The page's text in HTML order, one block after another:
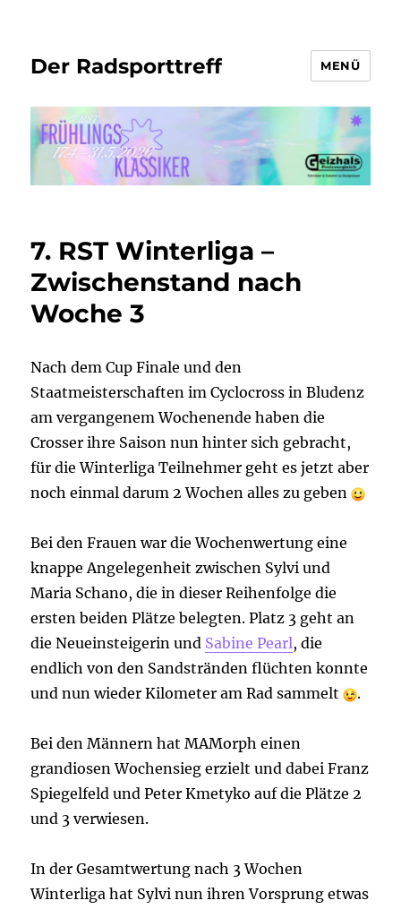
Der Radsporttreff MENÜ
7. RST Winterliga –
Zwischenstand nach
Woche 3
Nach dem Cup Finale und den
Staatmeisterschaften im Cyclocross in Bludenz
am vergangenem Wochenende haben die
Crosser ihre Saison nun hinter sich gebracht,
für die Winterliga Teilnehmer geht es jetzt aber
noch einmal darum 2 Wochen alles zu geben
Bei den Frauen war die Wochenwertung eine
knappe Angelegenheit zwischen Sylvi und
Maria Schano, die in dieser Reihenfolge die
ersten beiden Plätze belegten. Platz 3 geht an
dieNeueinsteigerin und Sabine Pearl, die
endlich von den Sandstränden flüchten konnte
und nun wieder Kilometer am Rad sammelt
.
Bei den Männern hat MAMorph einen
grandiosen Wochensieg erzielt und dabei Franz
Spiegelfeld und Peter Kmetyko auf die Plätze 2
und 3 verwiesen.
In der Gesamtwertung nach 3 Wochen
Winterliga hat Sylvi nun ihren Vorsprung etwas